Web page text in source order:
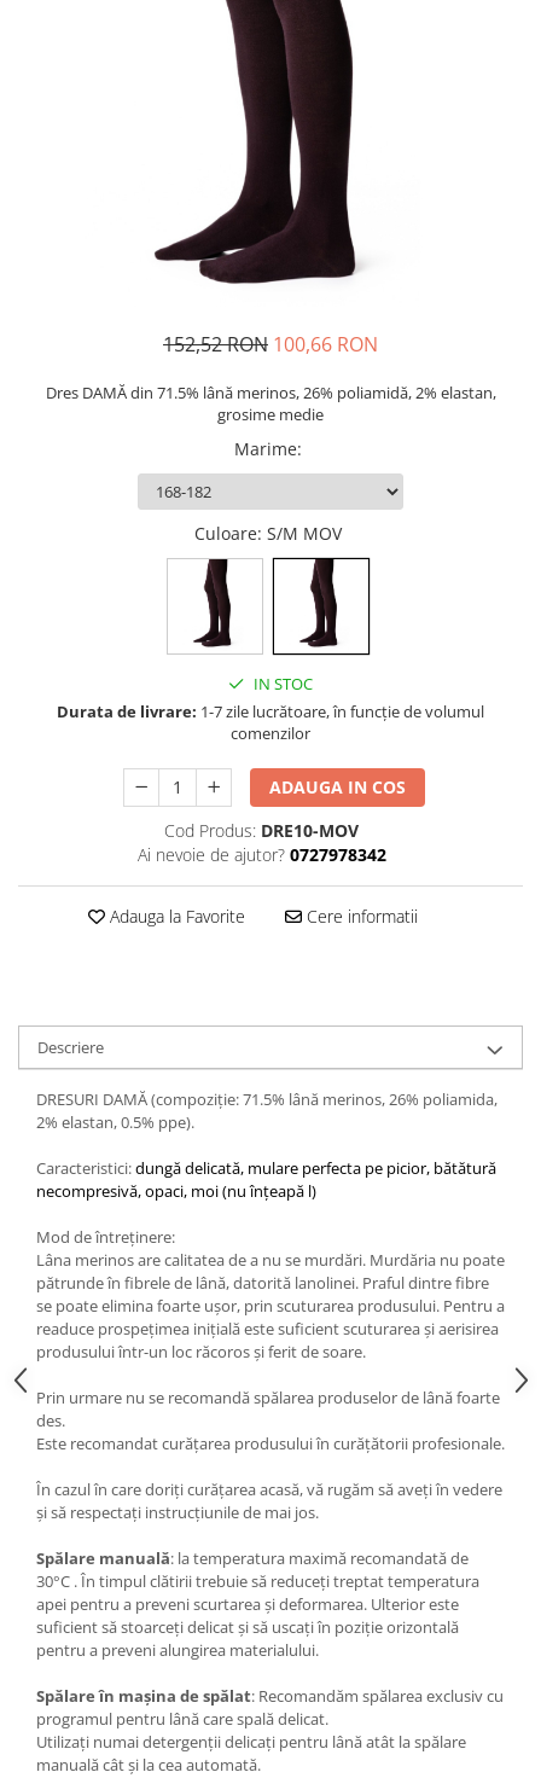
152,52 RON 100,66 RON
Dres DAMĂ din 71.5% lână merinos, 26% poliamidă, 2% elastan,
grosime medie
Marime:
Culoare: S/M MOV
IN STOC
Durata de livrare: 1-7 zile lucrătoare, în funcție de volumul
comenzilor
ADAUGA IN COS
Cod Produs: DRE10-MOV
Ai nevoie de ajutor? 0727978342
Adauga la Favorite Cere informatii
Descriere
DRESURI DAMĂ (compoziție: 71.5% lână merinos, 26% poliamida,
2% elastan, 0.5% ppe).
Caracteristici:dungă delicată, mulare perfecta pe picior, bătătură
necompresivă, opaci, moi (nu înțeapă l)
Mod de întreținere:
Lâna merinos are calitatea de a nu se murdări. Murdăria nu poate
pătrunde în fibrele de lână, datorită lanolinei. Praful dintre fibre
se poate elimina foarte ușor, prin scuturarea produsului. Pentru a
readuce prospețimea inițială este suficient scuturarea și aerisirea
produsului într-un loc răcoros și ferit de soare.
Prin urmare nu se recomandă spălarea produselor de lână foarte
des.
Este recomandat curățarea produsului în curățătorii profesionale.
În cazul în care doriți curățarea acasă, vă rugăm să aveți în vedere
și să respectați instrucțiunile de mai jos.
Spălare manuală: la temperatura maximă recomandată de
30°C . În timpul clătirii trebuie să reduceți treptat temperatura
apei pentru a preveni scurtarea și deformarea. Ulterior este
suficient să stoarceți delicat și să uscați în poziție orizontală
pentru a preveni alungirea materialului.
Spălare în mașina de spălat: Recomandăm spălarea exclusiv cu
programul pentru lână care spală delicat.
Utilizați numai detergenții delicați pentru lână atât la spălare
manuală cât și la cea automată.